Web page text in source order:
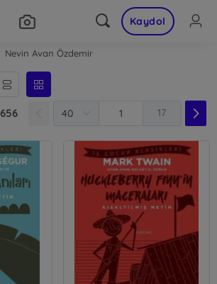
Kaydol
Nevin Avan Özdemir
656 17